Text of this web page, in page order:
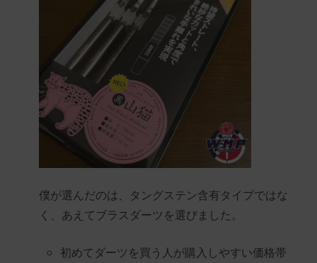
僕が選んだのは、タングステン含有タイプではな
く、あえてブラスダーツを選びました。
初めてダーツを買う人が購入しやすい価格帯